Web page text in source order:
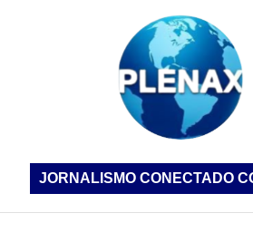
JORNALISMO CONECTADO